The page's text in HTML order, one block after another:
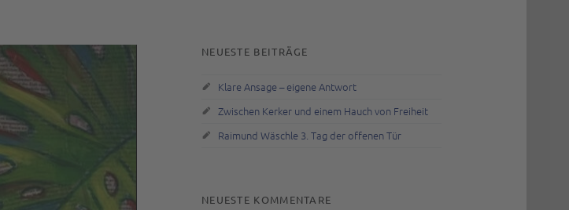
SIDEBAR
NEUESTE BEITRÄGE
Klare Ansage – eigene Antwort
Zwischen Kerker und einem Hauch von Freiheit
Raimund Wäschle 3. Tag der offenen Tür
NEUESTE KOMMENTARE